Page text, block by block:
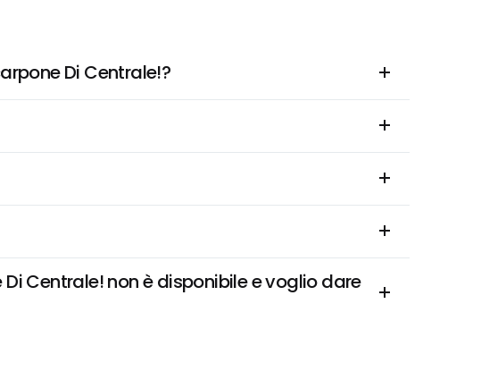
Di Centrale!?
Centrale! non è disponibile e voglio dare